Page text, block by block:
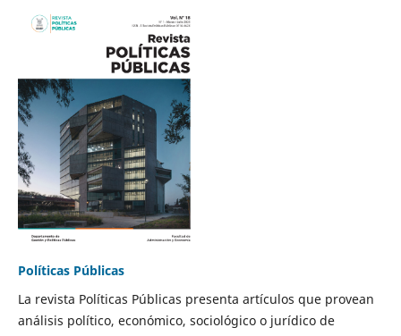
Políticas Públicas
La revista Políticas Públicas presenta artículos que provean
análisis político, económico, sociológico o jurídico de